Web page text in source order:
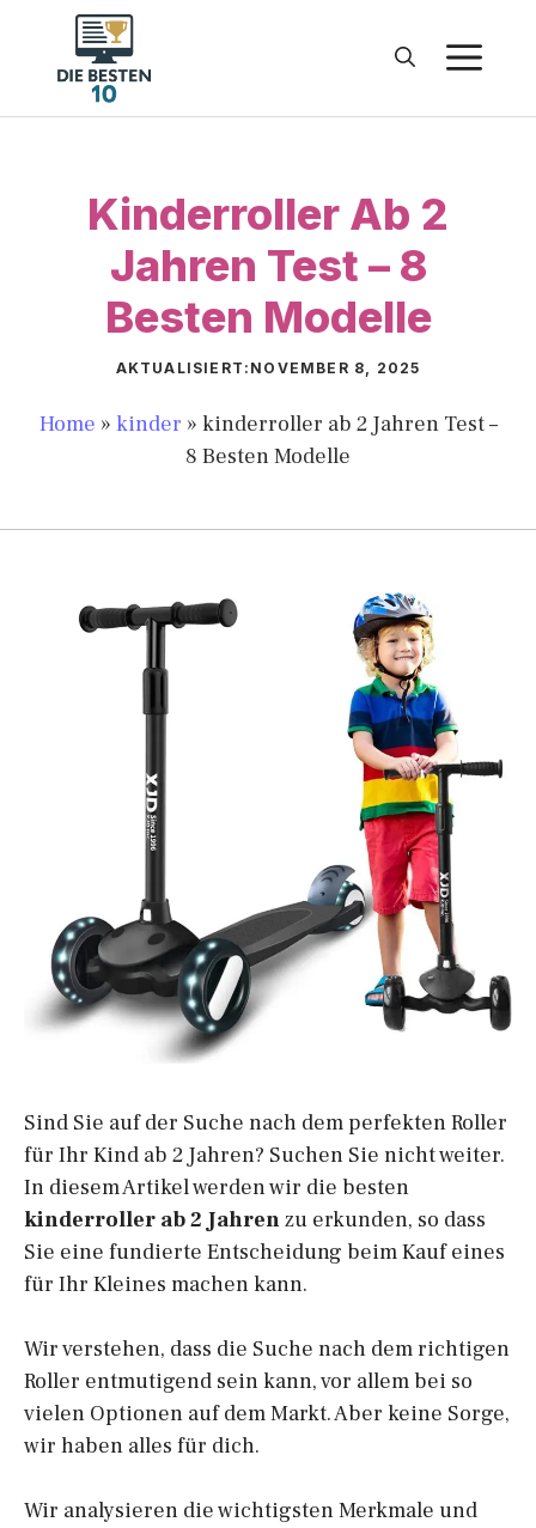
springen
Kinderroller Ab 2
Jahren Test – 8
Besten Modelle
AKTUALISIERT: NOVEMBER 8, 2025
Home » kinder » kinderroller ab 2 Jahren Test –
8 Besten Modelle
Sind Sie auf der Suche nach dem perfekten Roller
für Ihr Kind ab 2 Jahren? Suchen Sie nicht weiter.
In diesem Artikel werden wir die besten
kinderroller ab 2 Jahren zu erkunden, so dass
Sie eine fundierte Entscheidung beim Kauf eines
für Ihr Kleines machen kann.
Wir verstehen, dass die Suche nach dem richtigen
Roller entmutigend sein kann, vor allem bei so
vielen Optionen auf dem Markt. Aber keine Sorge,
wir haben alles für dich.
Wir analysieren die wichtigsten Merkmale und